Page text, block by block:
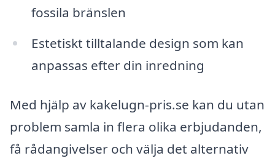
fossila bränslen
Estetiskt tilltalande design som kan
anpassas efter din inredning
Med hjälp av kakelugn-pris.se kan du utan
problem samla in flera olika erbjudanden,
få rådangivelser och välja det alternativ